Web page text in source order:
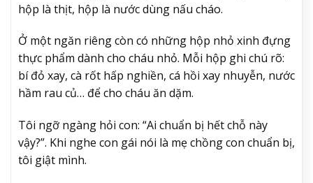
hộp là thịt, hộp là nước dùng nấu cháo.
Ở một ngăn riêng còn có những hộp nhỏ xinh đựng
thực phẩm dành cho cháu nhỏ. Mỗi hộp ghi chú rõ:
bí đỏ xay, cà rốt hấp nghiền, cá hồi xay nhuyễn, nước
hầm rau củ… để cho cháu ăn dặm.
Tôi ngỡ ngàng hỏi con: “Ai chuẩn bị hết chỗ này
vậy?”. Khi nghe con gái nói là mẹ chồng con chuẩn bị,
tôi giật mình.